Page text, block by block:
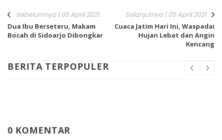
Sebelumnya | 05 April 2021
Dua Ibu Berseteru, Makam
Bocah di Sidoarjo Dibongkar
Selanjutnya | 05 April 2021
Cuaca Jatim Hari Ini, Waspadai
Hujan Lebat dan Angin
Kencang
BERITA TERPOPULER
0 KOMENTAR